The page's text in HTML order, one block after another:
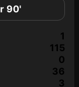
90'
1
115
0
36
3